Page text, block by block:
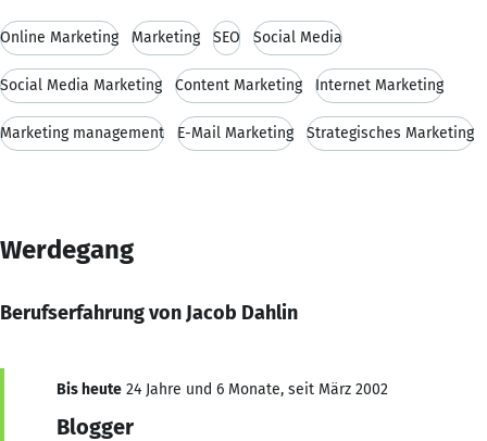
Online Marketing Marketing SEO Social Media
Social Media Marketing Content Marketing Internet Marketing
Marketing management E-Mail Marketing Strategisches Marketing
Werdegang
Berufserfahrung von Jacob Dahlin
Bis heute 24 Jahre und 6 Monate, seit März 2002
Blogger